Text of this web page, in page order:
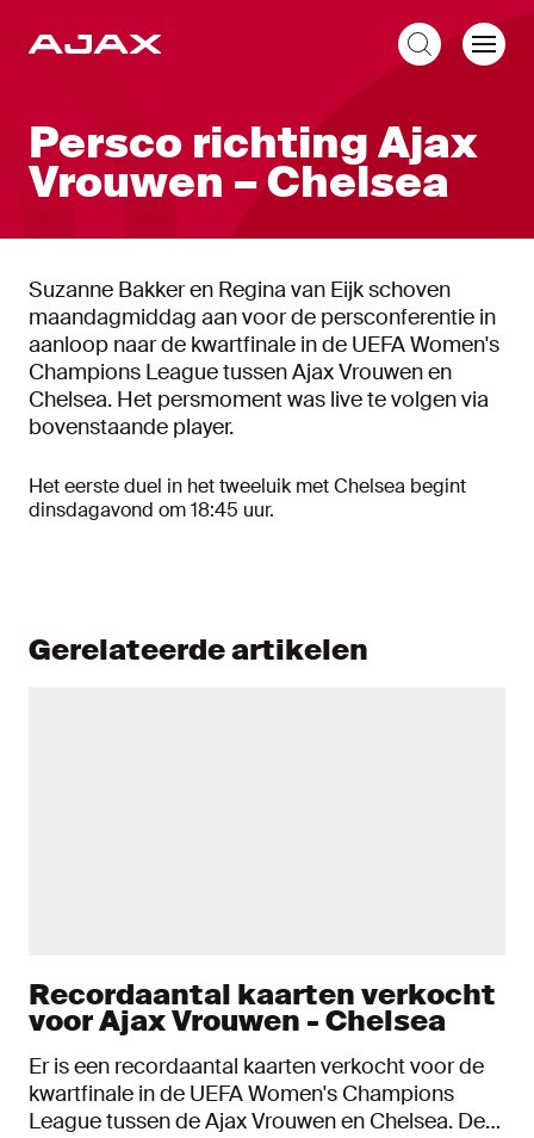
Persco richting Ajax
Vrouwen – Chelsea
Suzanne Bakker en Regina van Eijk schoven
maandagmiddag aan voor de persconferentie in
aanloop naar de kwartfinale in de UEFA Women's
Champions League tussen Ajax Vrouwen en
Chelsea. Het persmoment was live te volgen via
bovenstaande player.
Het eerste duel in het tweeluik met Chelsea begint
dinsdagavond om 18:45 uur.
Gerelateerde artikelen
Recordaantal kaarten verkocht
voor Ajax Vrouwen - Chelsea
Er is een recordaantal kaarten verkocht voor de
kwartfinale in de UEFA Women's Champions
League tussen de Ajax Vrouwen en Chelsea. De